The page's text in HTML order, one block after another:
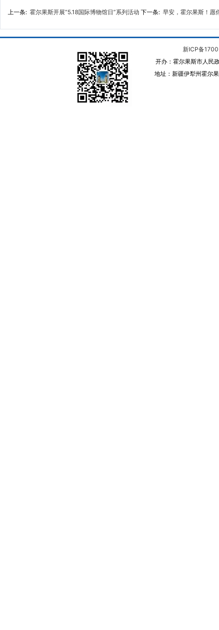
上一条: 霍尔果斯开展“5.18国际博物馆日”系列活动 下一条: 早安，霍尔果斯！愿
新ICP备
开办：霍尔果斯市人民
地址：新疆伊犁州霍